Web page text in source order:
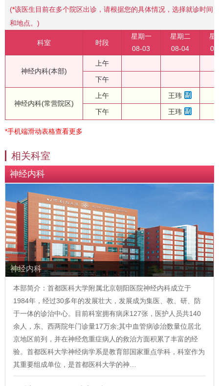
(*该医生目前在多个院区出诊，请根据您的具体情况，选择就诊时间
和地点。)
科室 时段
星期一
08-03
星期二
08-04
星
神经内科(本部)
上午
下午
神经内科(常营院区)
上午 王玮
下午 王玮
*手机端滑动表格查看更多
相关科室
神经内科
神经内科
本部简介：首都医科大学附属北京朝阳医院神经内科成立于
1984年，经过30多年的发展壮大，发展成为集医、教、研、防
于一体的诊治中心。目前科室拥有病床127张，医护人员共140
余人，东、西两院年门诊量17万余;其中血管病诊治数量位居北
京地区前列，并在神经危重症病人的救治方面积累了丰富的经
验。首都医科大学神经病学系是教育部国家重点学科，科室作为
其重要组成单位，是首都医科大学的神…